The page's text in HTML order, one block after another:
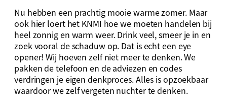
Nu hebben een prachtig mooie warme zomer. Maar
ook hier loert het KNMI hoe we moeten handelen bij
heel zonnig en warm weer. Drink veel, smeer je in en
zoek vooral de schaduw op. Dat is echt een eye
opener! Wij hoeven zelf niet meer te denken. We
pakken de telefoon en de adviezen en codes
verdringen je eigen denkproces. Alles is opzoekbaar
waardoor we zelf vergeten nuchter te denken.